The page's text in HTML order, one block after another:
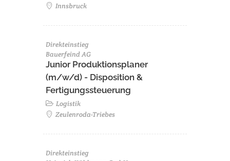
Innsbruck
Direkteinstieg
Bauerfeind AG
Junior Produktionsplaner
(m/w/d) - Disposition &
Fertigungssteuerung
Logistik
Zeulenroda-Triebes
Direkteinstieg